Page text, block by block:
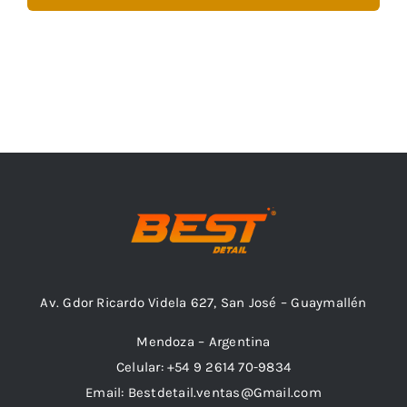
Av. Gdor Ricardo Videla 627, San José – Guaymallén
Mendoza – Argentina
Celular: +54 9 2614 70-9834
Email: Bestdetail.ventas@Gmail.com